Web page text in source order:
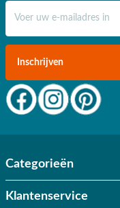
Inschrijven
Categorieën
Klantenservice